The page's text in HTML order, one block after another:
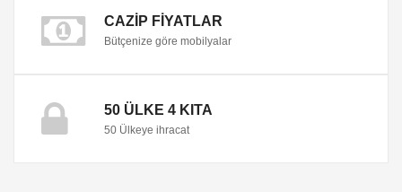
CAZIP FIYATLAR
Bütçenize göre mobilyalar
50 ÜLKE 4 KITA
50 Ülkeye ihracat